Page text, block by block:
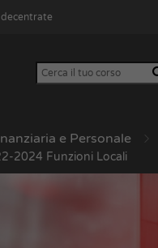
e Personale
2024 Funzioni Locali